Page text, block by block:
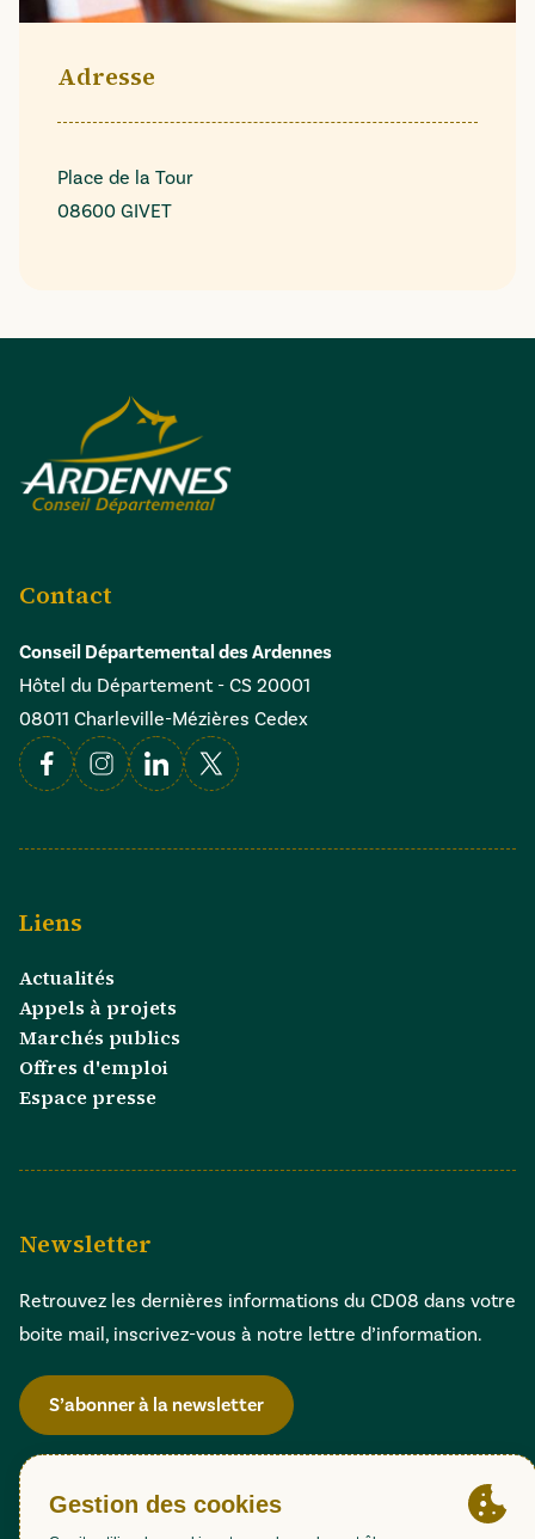
Adresse
Place de la Tour
08600 GIVET
Contact
Conseil Départemental des Ardennes
Hôtel du Département - CS 20001
08011 Charleville-Mézières Cedex
FacebookInstagramLinkedin
X
Liens
Actualités
Appels à projets
Marchés publics
Offres d'emploi
Espace presse
Newsletter
Retrouvez les dernières informations du CD08 dans votre
boite mail, inscrivez-vous à notre lettre d’information.
S’abonner à la newsletter
Gestion des cookies